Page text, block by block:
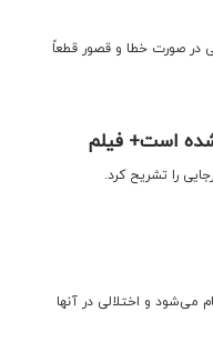
در صورت خطا و قصور قطعاً
را تشریح کرد.
می‌شود و اختلالی در آنها